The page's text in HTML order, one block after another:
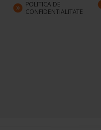
POLITICA DE
CONFIDENTIALITATE